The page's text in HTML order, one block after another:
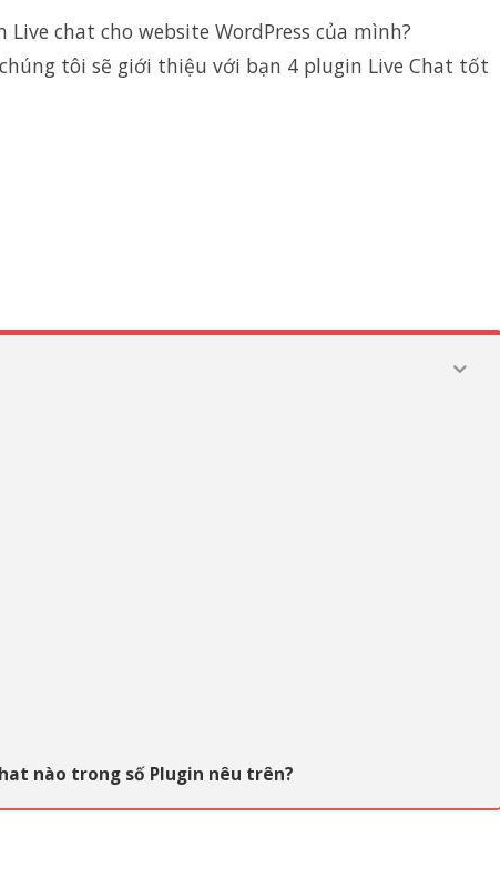
chat cho website WordPress của mình?
tôi sẽ giới thiệu với bạn 4 plugin Live Chat tốt
nào trong số Plugin nêu trên?